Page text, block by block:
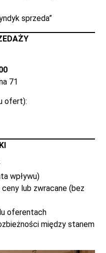
sprzeda”
71
ofert):
wpływu)
lub zwracane (bez
oferentach
między stanem